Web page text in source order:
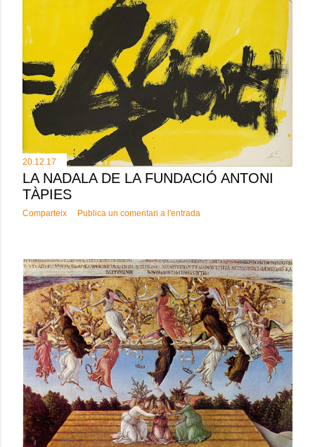
20.12.17
LA NADALA DE LA FUNDACIÓ ANTONI
TÀPIES
Comparteix Publica un comentari a l'entrada